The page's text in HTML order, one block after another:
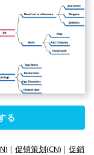
る
| 促销策划(CN) | 促銷